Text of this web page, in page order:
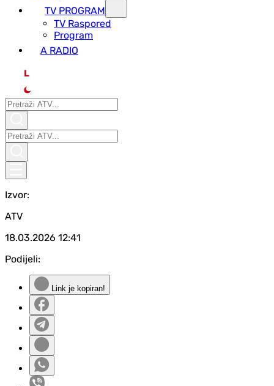
TV PROGRAM
ТV Raspored
Program
A RADIO
L
Izvor:
ATV
18.03.2026 12:41
Podijeli:
Link je kopiran!